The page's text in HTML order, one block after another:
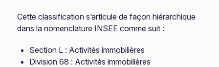
Cette classification s’articule de façon hiérarchique
dans la nomenclature INSEE comme suit :
Section L : Activités immobilières
Division 68 : Activités immobilières